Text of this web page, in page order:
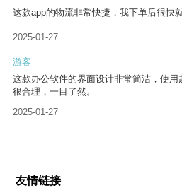
这款app的物流非常快捷，我下单后很快
2025-01-27
游客
这款办公软件的界面设计非常简洁，使
很合理，一目了然。
2025-01-27
友情链接